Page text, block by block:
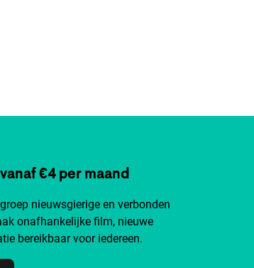
€4 per maand
nieuwsgierige en verbonden
onafhankelijke film, nieuwe
bereikbaar voor iedereen.